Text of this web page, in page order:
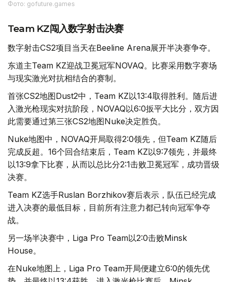
Фото: gofuture.games
Team KZ闯入数字射击决赛
数字射击CS2项目当天在Beeline Arena展开半决赛争夺。
东道主Team KZ迎战卫冕冠军NOVAQ。比赛采用数字赛场
与现实激光对抗相结合的赛制。
首张CS2地图Dust2中，Team KZ以13:4取得胜利。随后进
入激光枪现实对抗阶段，NOVAQ以6:0扳平大比分，双方因
此需要通过第三张CS2地图Nuke决定胜负。
Nuke地图中，NOVAQ开局取得2:0领先，但Team KZ随后
完成反超。16个回合结束后，Team KZ以9:7领先，并最终
以13:9拿下比赛，从而以总比分2:1击败卫冕冠军，成功晋级
决赛。
Team KZ选手Ruslan Borzhikov赛后表示，队伍已经完成
进入决赛的最低目标，目前所有注意力都已转向冠军争夺
战。
另一场半决赛中，Liga Pro Team以2:0击败Minsk
House。
在Nuke地图上，Liga Pro Team开局便建立6:0的领先优